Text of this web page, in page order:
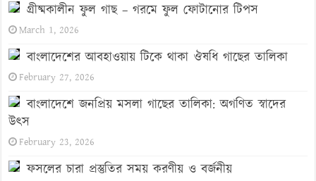
গ্রীষ্মকালীন ফুল গাছ – গরমে ফুল ফোটানোর টিপস
March 1, 2026
বাংলাদেশের আবহাওয়ায় টিকে থাকা ঔষধি গাছের তালিকা
February 27, 2026
বাংলাদেশে জনপ্রিয় মসলা গাছের তালিকা: অগণিত স্বাদের
উৎস
February 23, 2026
ফসলের চারা প্রস্তুতির সময় করণীয় ও বর্জনীয়